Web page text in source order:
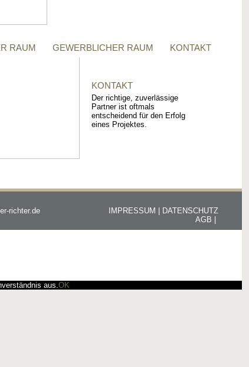
RAUM GEWERBLICHER RAUM KONTAKT
KONTAKT
Der richtige, zuverlässige
Partner ist oftmals
entscheidend für den Erfolg
eines Projektes.
richter.de DATENSCHUTZ
IMPRESSUM |
AGB |
aus.OK